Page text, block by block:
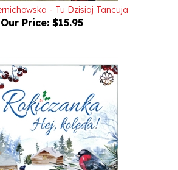
Our Price:$15.95